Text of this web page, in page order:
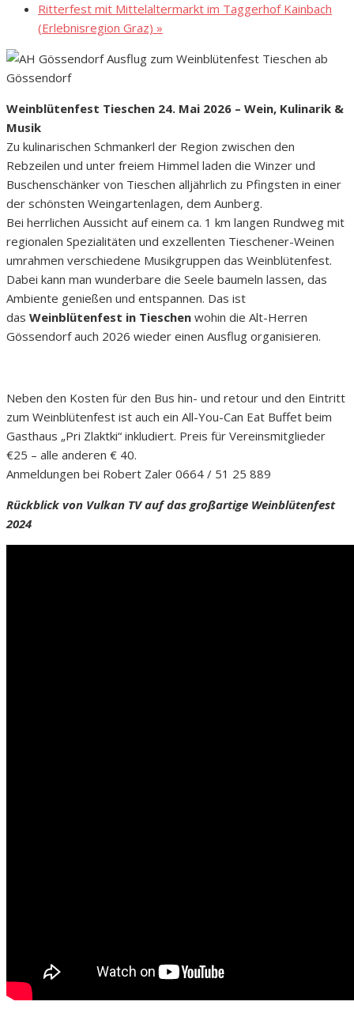
Ritterfest mit Mittelaltermarkt im Taggerhof Kainbach
(Erlebnisregion Graz) »
Weinblütenfest Tieschen 24. Mai 2026 – Wein, Kulinarik &
Musik
Zu kulinarischen Schmankerl der Region zwischen den
Rebzeilen und unter freiem Himmel laden die Winzer und
Buschenschänker von Tieschen alljährlich zu Pfingsten in einer
der schönsten Weingartenlagen, dem Aunberg.
Bei herrlichen Aussicht auf einem ca. 1 km langen Rundweg mit
regionalen Spezialitäten und exzellenten Tieschener-Weinen
umrahmen verschiedene Musikgruppen das Weinblütenfest.
Dabei kann man wunderbare die Seele baumeln lassen, das
Ambiente genießen und entspannen. Das ist
das Weinblütenfest in Tieschen wohin die Alt-Herren
Gössendorf auch 2026 wieder einen Ausflug organisieren.
Neben den Kosten für den Bus hin- und retour und den Eintritt
zum Weinblütenfest ist auch ein All-You-Can Eat Buffet beim
Gasthaus „Pri Zlaktki“ inkludiert. Preis für Vereinsmitglieder
€25 – alle anderen € 40.
Anmeldungen bei Robert Zaler 0664 / 51 25 889
Rückblick von Vulkan TV auf das großartige Weinblütenfest
2024